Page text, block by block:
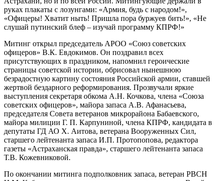
руках плакаты с лозунгами: «Армия, будь с народом!»,
«Офицеры! Хватит ныть! Пришла пора буржуев бить!», «Не
слушай путинский блеф – изучай программу КПРФ!»
Митинг открыл председатель АРОО «Союз советских
офицеров» В.К. Евдокимов. Он поздравил всех
присутствующих в праздником, напомнил героические
страницы советской истории, обрисовал нынешнюю
безрадостную картину состояния Российской армии, ставшей
жертвой бездарного реформирования. Прозвучали яркие
выступления секретаря обкома А.Н. Кочкова, члена «Союза
советских офицеров», майора запаса А.В. Афанасьева,
председателя Совета ветеранов микрорайона Бабаевского,
майора милиции Г. П. Карпуниной, члена КПРФ, кандидата в
депутаты ГД АО Х. Аитова, ветерана Вооруженных Сил,
старшего лейтенанта запаса И.П. Протопопова, редактора
газеты «Астраханская правда», старшего лейтенанта запаса
Т.В. Кожевниковой.
По окончании митинга подполковник запаса, ветеран РВСН